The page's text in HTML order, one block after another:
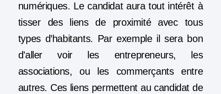
numériques. Le candidat aura tout intérêt à
tisser des liens de proximité avec tous
types d’habitants. Par exemple il sera bon
d’aller voir les entrepreneurs, les
associations, ou les commerçants entre
autres. Ces liens permettent au candidat de